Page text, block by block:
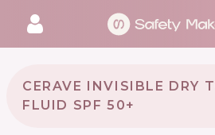
CERAVE INVISIBLE DRY
FLUID SPF 50+